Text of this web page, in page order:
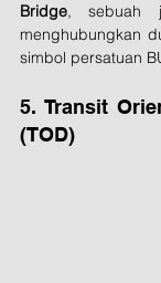
Bridge, sebuah
menghubungkan
simbol persatuan
5. Transit
(TOD)